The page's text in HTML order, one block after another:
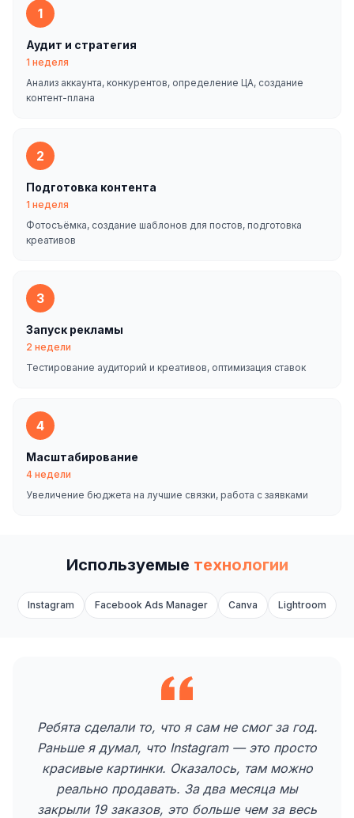
1
Аудит и стратегия
1 неделя
Анализ аккаунта, конкурентов, определение ЦА, создание
контент-плана
2
Подготовка контента
1 неделя
Фотосъёмка, создание шаблонов для постов, подготовка
креативов
3
Запуск рекламы
2 недели
Тестирование аудиторий и креативов, оптимизация ставок
4
Масштабирование
4 недели
Увеличение бюджета на лучшие связки, работа с заявками
Используемые технологии
Instagram Facebook Ads Manager Canva Lightroom
Ребята сделали то, что я сам не смог за год.
Раньше я думал, что Instagram — это просто
красивые картинки. Оказалось, там можно
реально продавать. За два месяца мы
закрыли 19 заказов, это больше чем за весь